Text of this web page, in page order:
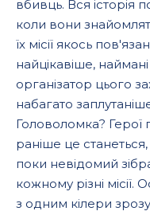
вбивць. Вся історія
коли вони
їх місії якось
найцікавіше,
організатор цього
набагато
Головоломка? Герої
раніше це
поки невідомий
кожному різні місії.
з одним кілери